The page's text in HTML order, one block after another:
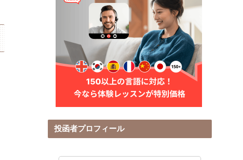
投函者プロフィール